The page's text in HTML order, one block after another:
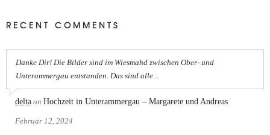
RECENT COMMENTS
Danke Dir! Die Bilder sind im Wiesmahd zwischen Ober- und
Unterammergau entstanden. Das sind alle...
delta on Hochzeit in Unterammergau – Margarete und Andreas
Februar 12, 2024